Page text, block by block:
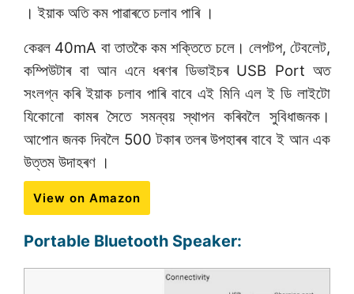
। ইয়াক অতি কম পাৱাৰতে চলাব পাৰি ।
কেৱল 40mA বা তাতকৈ কম শক্তিতে চলে। লেপটপ, টেবলেট,
কম্পিউটাৰ বা আন এনে ধৰণৰ ডিভাইচৰ USB Port অত
সংলগ্ন কৰি ইয়াক চলাব পাৰি বাবে এই মিনি এল ই ডি লাইটো
যিকোনো কামৰ সৈতে সমন্বয় স্থাপন কৰিবলৈ সুবিধাজনক।
আপোন জনক দিবলৈ 500 টকাৰ তলৰ উপহাৰৰ বাবে ই আন এক
উত্তম উদাহৰণ ।
View on Amazon
Portable Bluetooth Speaker: